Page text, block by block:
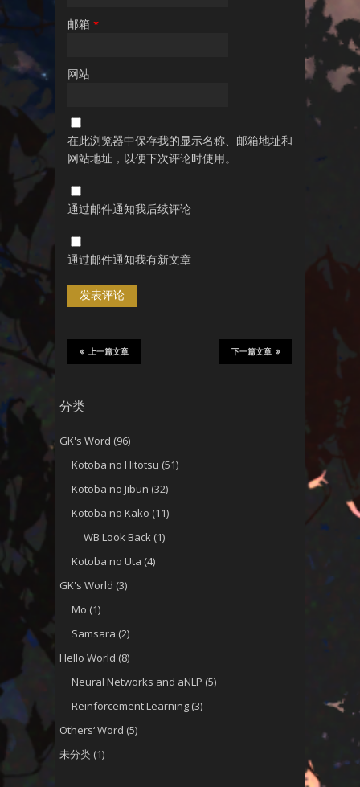
邮箱 *
网站
在此浏览器中保存我的显示名称、邮箱地址和
网站地址，以便下次评论时使用。
通过邮件通知我后续评论
通过邮件通知我有新文章
下一篇文章
上一篇文章
分类
GK's Word (96)
Kotoba no Hitotsu (51)
Kotoba no Jibun (32)
Kotoba no Kako (11)
WB Look Back (1)
Kotoba no Uta (4)
GK's World (3)
Mo (1)
Samsara (2)
Hello World (8)
Neural Networks and aNLP (5)
Reinforcement Learning (3)
Others‘ Word (5)
未分类 (1)